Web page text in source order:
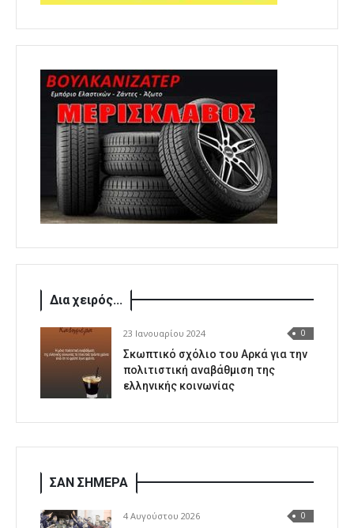
Δια χειρός...
23 Ιανουαρίου 2024 0
Σκωπτικό σχόλιο του Αρκά για την
πολιτιστική αναβάθμιση της
ελληνικής κοινωνίας
ΣΑΝ ΣΗΜΕΡΑ
4 Αυγούστου 2026 0